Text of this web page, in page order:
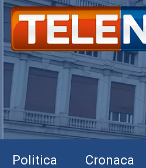
Politica Cronaca